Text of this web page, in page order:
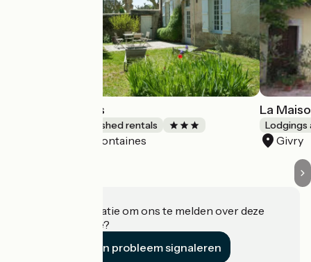
Les Buissonnets
Lodgings and furnished rentals
Fontaines
La
Lodgings
Givry
Heeft u informatie om ons te melden over deze
accommodatie?
Een probleem signaleren